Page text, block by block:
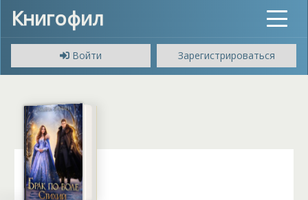
Книгофил
Toggle
Войти
Зарегистрироваться